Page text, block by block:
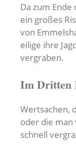
Da zum
ein großes
von
eilige ihre
vergraben.
Im Dritten
Wertsachen,
oder die
schnell